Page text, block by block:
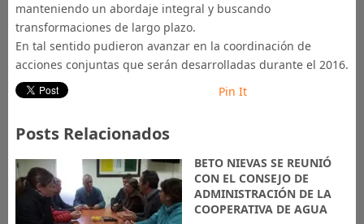
manteniendo un abordaje integral y buscando
transformaciones de largo plazo.
En tal sentido pudieron avanzar en la coordinación de
acciones conjuntas que serán desarrolladas durante el 2016.
Pin It
Posts Relacionados
BETO NIEVAS SE REUNIÓ
CON EL CONSEJO DE
ADMINISTRACIÓN DE LA
COOPERATIVA DE AGUA